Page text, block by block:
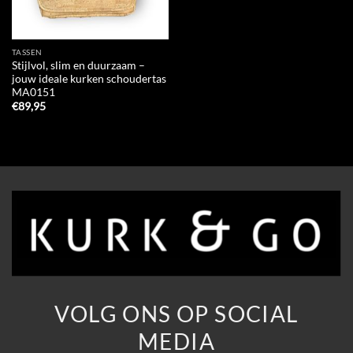
TASSEN
Stijlvol, slim en duurzaam –
jouw ideale kurken schoudertas
MA0151
€89,95
VOLG ONS OP SOCIAL
MEDIA